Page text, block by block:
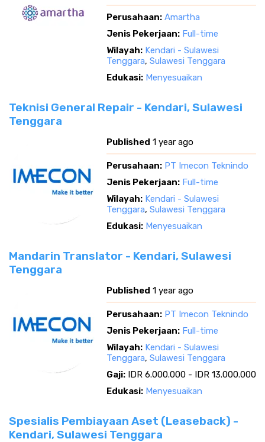
Perusahaan: Amartha
Jenis Pekerjaan: Full-time
Wilayah: Kendari - Sulawesi
Tenggara, Sulawesi Tenggara
Edukasi: Menyesuaikan
Teknisi General Repair - Kendari, Sulawesi
Tenggara
Published 1 year ago
Perusahaan: PT Imecon Teknindo
Jenis Pekerjaan: Full-time
Wilayah: Kendari - Sulawesi
Tenggara, Sulawesi Tenggara
Edukasi: Menyesuaikan
Mandarin Translator - Kendari, Sulawesi
Tenggara
Published 1 year ago
Perusahaan: PT Imecon Teknindo
Jenis Pekerjaan: Full-time
Wilayah: Kendari - Sulawesi
Tenggara, Sulawesi Tenggara
Gaji: IDR 6.000.000 - IDR 13.000.000
Edukasi: Menyesuaikan
Spesialis Pembiayaan Aset (Leaseback) -
Kendari, Sulawesi Tenggara